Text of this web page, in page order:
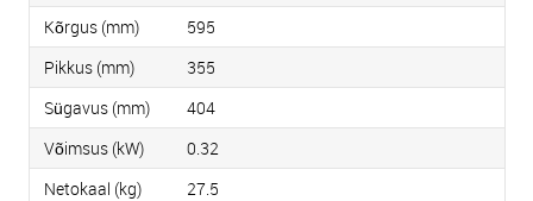
Kõrgus (mm)
595
Pikkus (mm)
355
Sügavus (mm)
404
Võimsus (kW)
0.32
Netokaal (kg)
27.5